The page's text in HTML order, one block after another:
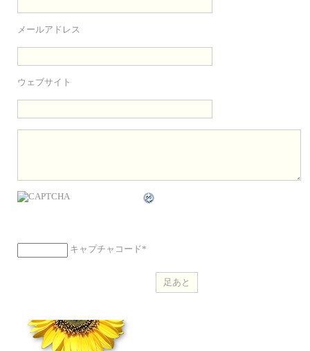
メールアドレス
ウェブサイト
キャプチャコード *